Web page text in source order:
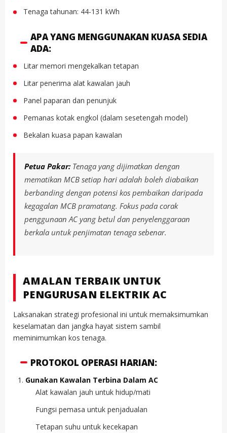
Tenaga tahunan: 44-131 kWh
APA YANG MENGGUNAKAN KUASA SEDIA
ADA:
Litar memori mengekalkan tetapan
Litar penerima alat kawalan jauh
Panel paparan dan penunjuk
Pemanas kotak engkol (dalam sesetengah model)
Bekalan kuasa papan kawalan
Petua Pakar: Tenaga yang dijimatkan dengan
mematikan MCB setiap hari adalah boleh diabaikan
berbanding dengan potensi kos pembaikan daripada
kegagalan MCB pramatang. Fokus pada corak
penggunaan AC yang betul dan penyelenggaraan
berkala untuk penjimatan tenaga sebenar.
AMALAN TERBAIK UNTUK
PENGURUSAN ELEKTRIK AC
Laksanakan strategi profesional ini untuk memaksimumkan
keselamatan dan jangka hayat sistem sambil
meminimumkan kos tenaga.
PROTOKOL OPERASI HARIAN:
Gunakan Kawalan Terbina Dalam AC
Alat kawalan jauh untuk hidup/mati
Fungsi pemasa untuk penjadualan
Tetapan suhu untuk kecekapan